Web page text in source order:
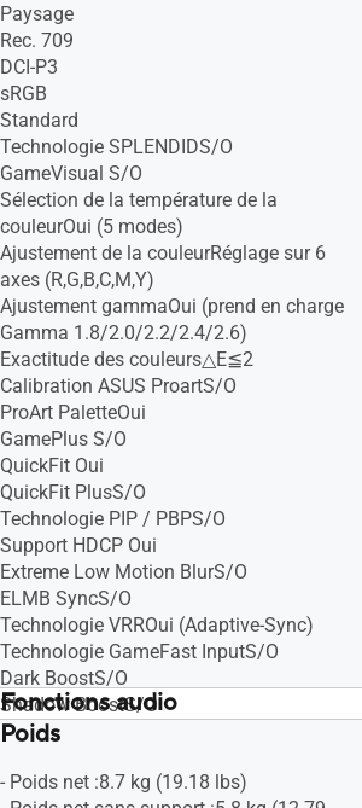
Paysage
Rec. 709
DCI-P3
sRGB
Standard
Technologie SPLENDIDS/O
GameVisual S/O
Sélection de la température de la
couleurOui (5 modes)
Ajustement de la couleurRéglage sur 6
axes (R,G,B,C,M,Y)
Ajustement gammaOui (prend en charge
Gamma 1.8/2.0/2.2/2.4/2.6)
Exactitude des couleurs△E≦2
Calibration ASUS ProartS/O
ProArt PaletteOui
GamePlus S/O
QuickFit Oui
QuickFit PlusS/O
Technologie PIP / PBPS/O
Support HDCP Oui
Extreme Low Motion BlurS/O
ELMB SyncS/O
Technologie VRROui (Adaptive-Sync)
Technologie GameFast InputS/O
Dark BoostS/O
Shadow BoostS/O
Ultra Low Motion BlurS/O
HDR PreviewS/O
Fonctions audio
Haut-parleurOui (2W x 2)
WooferS/O
Poids
- Poids net :8.7 kg (19.18 lbs)